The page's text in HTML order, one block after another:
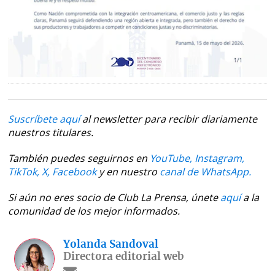
Suscríbete aquíal newsletter para recibir diariamente
nuestros titulares.
También puedes seguirnos en YouTube, Instagram,
TikTok, X, Facebooky en nuestro canal de WhatsApp.
Si aún no eres socio de Club La Prensa, úneteaquía la
comunidad de los mejor informados.
Yolanda Sandoval
Directora editorial web